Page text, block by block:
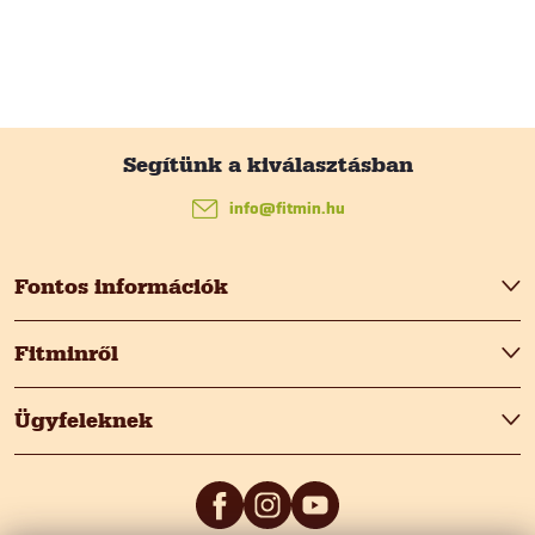
b
é
c
Fontos információk
Fitminről
Ügyfeleknek
info@fitmin.hu